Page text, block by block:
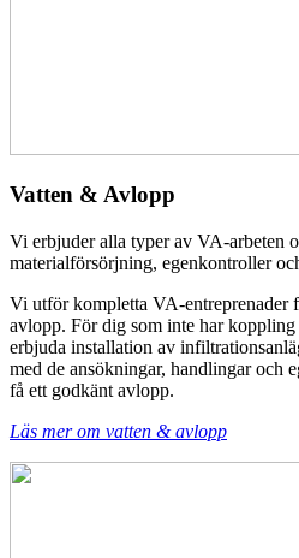
Vatten & Avlopp
Vi erbjuder alla typer av VA-arbeten
materialförsörjning, egenkontroller
Vi utför kompletta VA-entreprenader
avlopp. För dig som inte har
erbjuda installation av
med de ansökningar, handlingar och
få ett godkänt avlopp.
Läs mer om vatten & avlopp